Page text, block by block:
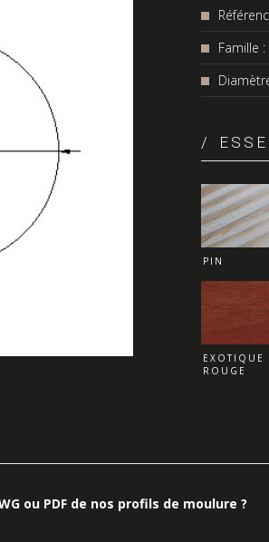
Famille
PIN
EXOTIQUE
ROUGE
ou PDF de nos profils de moulure ?